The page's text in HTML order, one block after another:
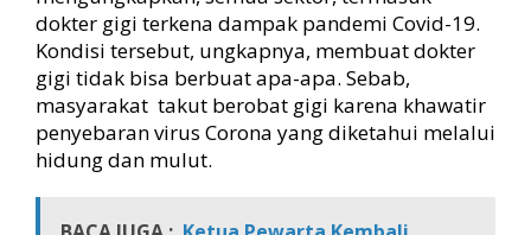
o
u
r
i
s
m
dokter gigi terkena dampak pandemi Covid-19.
Kondisi tersebut, ungkapnya, membuat dokter
gigi tidak bisa berbuat apa-apa. Sebab,
masyarakat takut berobat gigi karena khawatir
penyebaran virus Corona yang diketahui melalui
hidung dan mulut.